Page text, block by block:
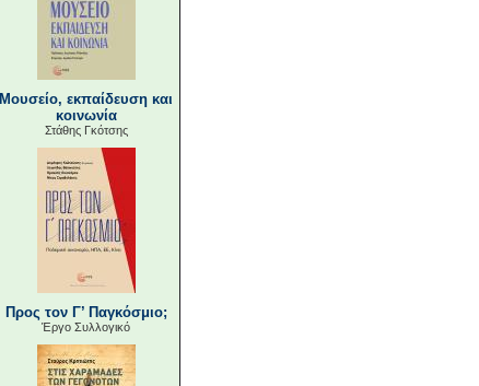
Μουσείο, εκπαίδευση και
κοινωνία
Στάθης Γκότσης
Προς τον Γ’ Παγκόσμιο;
Έργο Συλλογικό